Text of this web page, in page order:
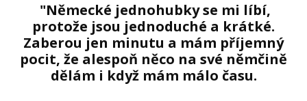
"Německé jednohubky se mi líbí,
protože jsou jednoduché a krátké.
Zaberou jen minutu a mám příjemný
pocit, že alespoň něco na své němčině
dělám i když mám málo času.